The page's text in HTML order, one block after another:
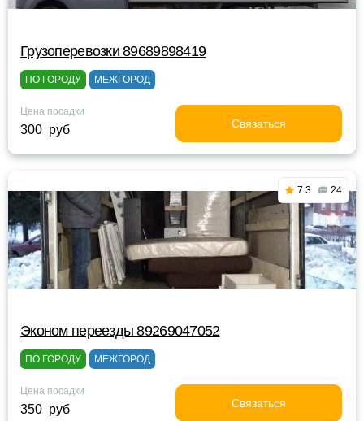
Грузоперевозки 89689898419
ПО ГОРОДУ МЕЖГОРОД
Цена посадки
300 руб Связаться
7.3 24
Эконом переезды 89269047052
ПО ГОРОДУ МЕЖГОРОД
Цена посадки
350 руб Связаться